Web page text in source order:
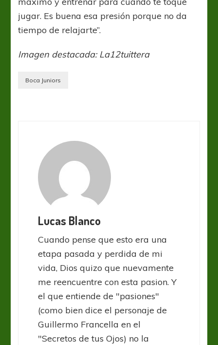
jugar. Es buena esa presión porque no da
tiempo de relajarte”.
Imagen destacada: La12tuittera
Boca Juniors
Lucas Blanco
Cuando pense que esto era una
etapa pasada y perdida de mi
vida, Dios quizo que nuevamente
me reencuentre con esta pasion. Y
el que entiende de "pasiones"
(como bien dice el personaje de
Guillermo Francella en el
"Secretos de tus Ojos) no la